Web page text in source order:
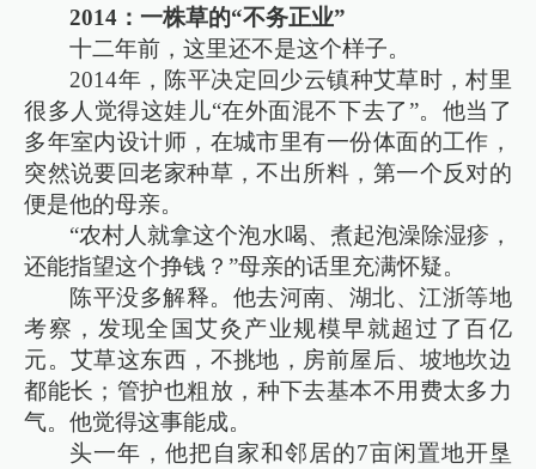
2014：一株草的“不务正业”
十二年前，这里还不是这个样子。
2014年，陈平决定回少云镇种艾草时，村里
很多人觉得这娃儿“在外面混不下去了”。他当了
多年室内设计师，在城市里有一份体面的工作，
突然说要回老家种草，不出所料，第一个反对的
便是他的母亲。
“农村人就拿这个泡水喝、煮起泡澡除湿疹，
还能指望这个挣钱？”母亲的话里充满怀疑。
陈平没多解释。他去河南、湖北、江浙等地
考察，发现全国艾灸产业规模早就超过了百亿
元。艾草这东西，不挑地，房前屋后、坡地坎边
都能长；管护也粗放，种下去基本不用费太多力
气。他觉得这事能成。
头一年，他把自家和邻居的7亩闲置地开垦